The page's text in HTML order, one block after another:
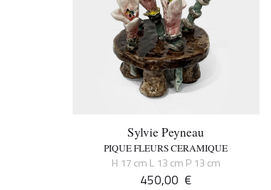
Sylvie Peyneau
PIQUE FLEURS CERAMIQUE
H 17 cm L 13 cm P 13 cm
450,00 €